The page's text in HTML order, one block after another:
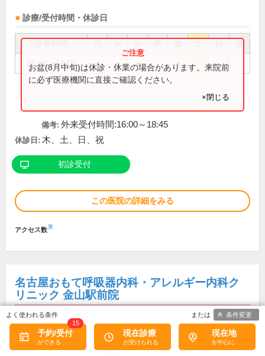
診療/受付時間・休診日
祝
16:00～19:00 ● ● ● ●
お盆(8月中旬)は休診・休業の場合があります。来院前
に必ず医療機関に直接ご確認ください。
×閉じる
備考: 外来受付時間:16:00～18:45
休診日: 木、土、日、祝
初診受付
この医院の詳細をみる
アクセス数※
名古屋おもて呼吸器内科・アレルギー内科ク
リニック 金山駅前院
2026年5月1日開院
予約/受付
15
現在診療 現在地
条件変更